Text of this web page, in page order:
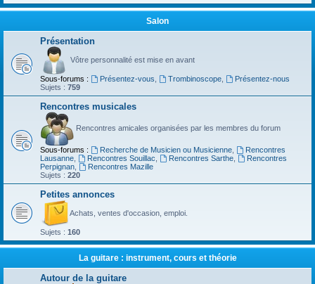
Salon
Présentation
Vôtre personnalité est mise en avant
Sous-forums : Présentez-vous Trombinoscope,
Présentez-nous
Sujets : 759
Rencontres musicales
Rencontres amicales organisées par les membres du forum
Sous-forums : Recherche de Musicien ou Musicienne,
Rencontres
Lausanne
Rencontres Souillac Rencontres Sarthe,
Rencontres
Perpignan
Rencontres Mazille
Sujets : 220
Petites annonces
Achats, ventes d'occasion, emploi.
Sujets : 160
La guitare : instrument, cours et théorie
Autour de la guitare